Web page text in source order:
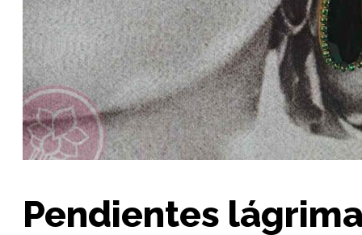
Pendientes